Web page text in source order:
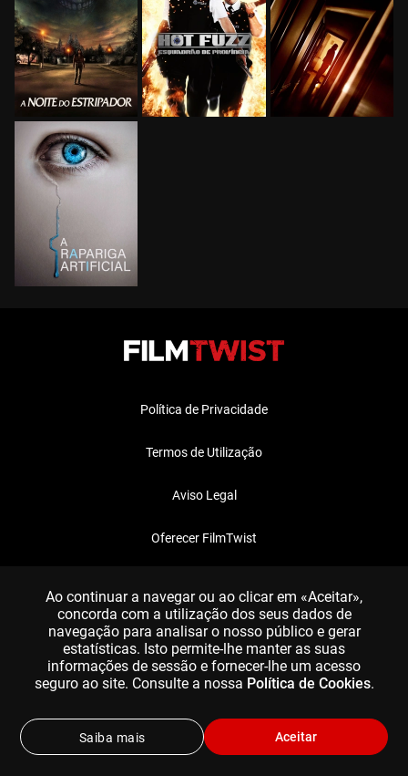
Política de Privacidade
Termos de Utilização
Aviso Legal
Oferecer FilmTwist
Ao continuar a navegar ou ao clicar em «Aceitar»,
concorda com a utilização dos seus dados de
navegação para analisar o nosso público e gerar
estatísticas. Isto permite-lhe manter as suas
informações de sessão e fornecer-lhe um acesso
seguro ao site. Consulte a nossa Política de Cookies.
Aceitar
Saiba mais